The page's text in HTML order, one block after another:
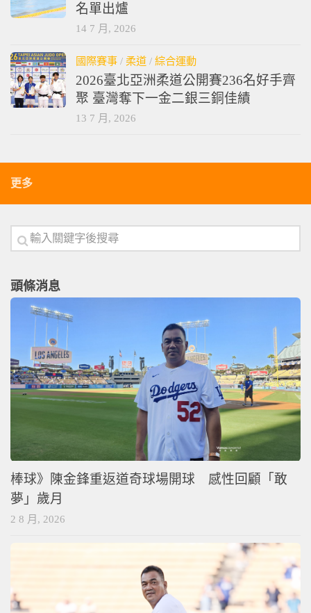
名單出爐
14 7 月, 2026
國際賽事 / 柔道 / 綜合運動
2026臺北亞洲柔道公開賽236名好手齊
聚 臺灣奪下一金二銀三銅佳績
13 7 月, 2026
更多
頭條消息
棒球》陳金鋒重返道奇球場開球 感性回顧「敢
夢」歲月
2 8 月, 2026